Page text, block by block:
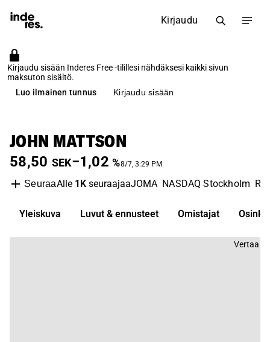
Kirjaudu
Kirjaudu sisään Inderes Free -tilillesi nähdäksesi kaikki sivun
maksuton sisältö.
Luo ilmainen tunnus
Kirjaudu sisään
JOHN MATTSON
58,50 SEK−1,02 %8/7, 3:29 PM
SeuraaAlle 1KseuraajaaJOMA NASDAQ Stockholm
Yleiskuva Luvut & ennusteet Omistajat Osinko
Vertaa